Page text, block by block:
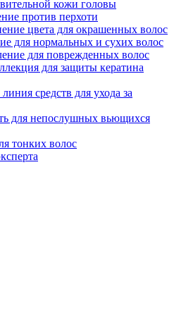
кожи головы
против перхоти
цвета для окрашенных волос
для нормальных и сухих волос
для поврежденных волос
для защиты кератина
средств для ухода за
для непослушных вьющихся
тонких волос